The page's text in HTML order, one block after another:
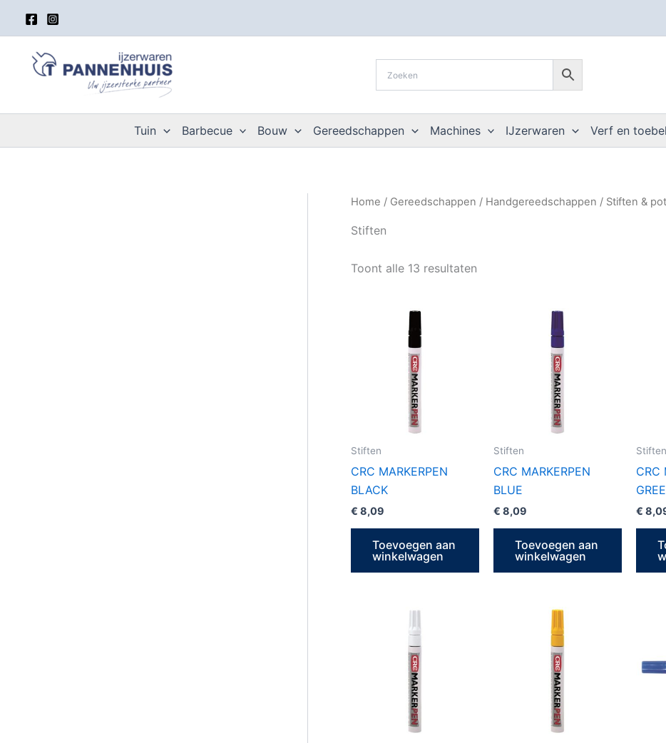
inhoud
Tuin Barbecue Bouw Gereedschappen Machines IJzerwaren Verf en
Home / Gereedschappen / Handgereedschappen / Stiften &
Stiften
Toont alle 13 resultaten
Stiften
CRC MARKERPEN
BLACK
€ 8,09
Toevoegen aan
winkelwagen
Stiften
CRC MARKERPEN
BLUE
€ 8,09
Toevoegen aan
winkelwagen
Stiften
CRC
€